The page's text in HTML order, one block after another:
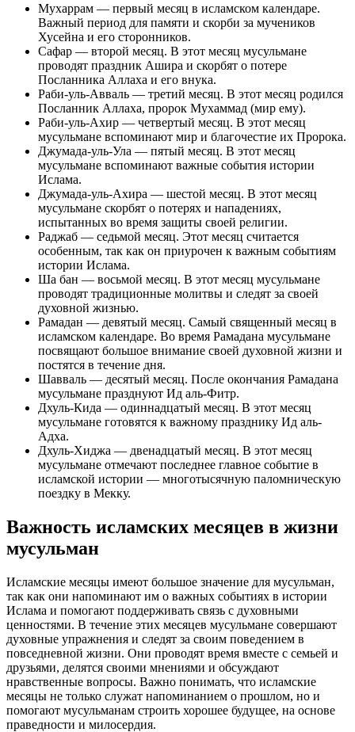
Мухаррам — первый месяц в исламском календаре.
Важный период для памяти и скорби за мучеников
Хусейна и его сторонников.
Сафар — второй месяц. В этот месяц мусульмане
проводят праздник Ашира и скорбят о потере
Посланника Аллаха и его внука.
Раби-уль-Авваль — третий месяц. В этот месяц родился
Посланник Аллаха, пророк Мухаммад (мир ему).
Раби-уль-Ахир — четвертый месяц. В этот месяц
мусульмане вспоминают мир и благочестие их Пророка.
Джумада-уль-Ула — пятый месяц. В этот месяц
мусульмане вспоминают важные события истории
Ислама.
Джумада-уль-Ахира — шестой месяц. В этот месяц
мусульмане скорбят о потерях и нападениях,
испытанных во время защиты своей религии.
Раджаб — седьмой месяц. Этот месяц считается
особенным, так как он приурочен к важным событиям
истории Ислама.
Ша бан — восьмой месяц. В этот месяц мусульмане
проводят традиционные молитвы и следят за своей
духовной жизнью.
Рамадан — девятый месяц. Самый священный месяц в
исламском календаре. Во время Рамадана мусульмане
посвящают большое внимание своей духовной жизни и
постятся в течение дня.
Шавваль — десятый месяц. После окончания Рамадана
мусульмане празднуют Ид аль-Фитр.
Дхуль-Кида — одиннадцатый месяц. В этот месяц
мусульмане готовятся к важному празднику Ид аль-
Адха.
Дхуль-Хиджа — двенадцатый месяц. В этот месяц
мусульмане отмечают последнее главное событие в
исламской истории — многотысячную паломническую
поездку в Мекку.
Важность исламских месяцев в жизни
мусульман
Исламские месяцы имеют большое значение для мусульман,
так как они напоминают им о важных событиях в истории
Ислама и помогают поддерживать связь с духовными
ценностями. В течение этих месяцев мусульмане совершают
духовные упражнения и следят за своим поведением в
повседневной жизни. Они проводят время вместе с семьей и
друзьями, делятся своими мнениями и обсуждают
нравственные вопросы. Важно понимать, что исламские
месяцы не только служат напоминанием о прошлом, но и
помогают мусульманам строить хорошее будущее, на основе
праведности и милосердия.